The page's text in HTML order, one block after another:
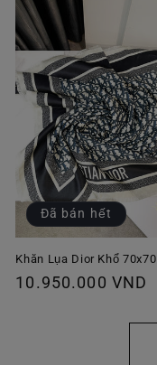
thường
Đã bán hết
Khăn Lụa Dior Khổ 70x70
Giá
10.950.000 VND